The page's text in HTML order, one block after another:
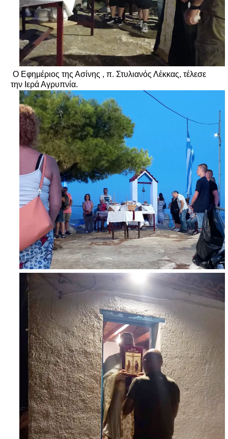
Ο Εφημέριος της Ασίνης , π. Στυλιανός Λέκκας, τέλεσε
την Ιερά Αγρυπνία.